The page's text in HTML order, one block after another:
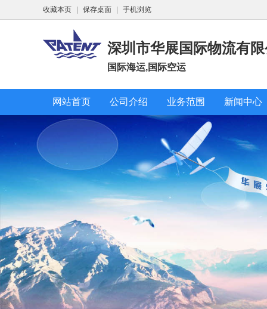
收藏本页 保存桌面 手机浏览
深圳市华展国际物流有
国际海运,国际空运
网站首页 公司介绍 业务范围 新闻中心